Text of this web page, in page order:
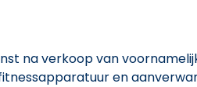
na verkoop van
en